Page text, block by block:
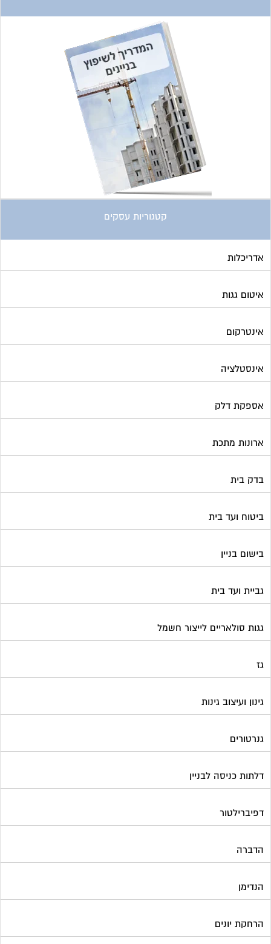
קטגוריות עסקים
אדריכלות
איטום גגות
אינטרקום
אינסטלציה
אספקת דלק
ארונות מתכת
בדק בית
ביטוח ועד בית
בישום בניין
גביית ועד בית
גגות סולאריים לייצור חשמל
גז
גינון ועיצוב גינות
גנרטורים
דלתות כניסה לבניין
דפיברילטור
הדברה
הנדימן
הרחקת יונים